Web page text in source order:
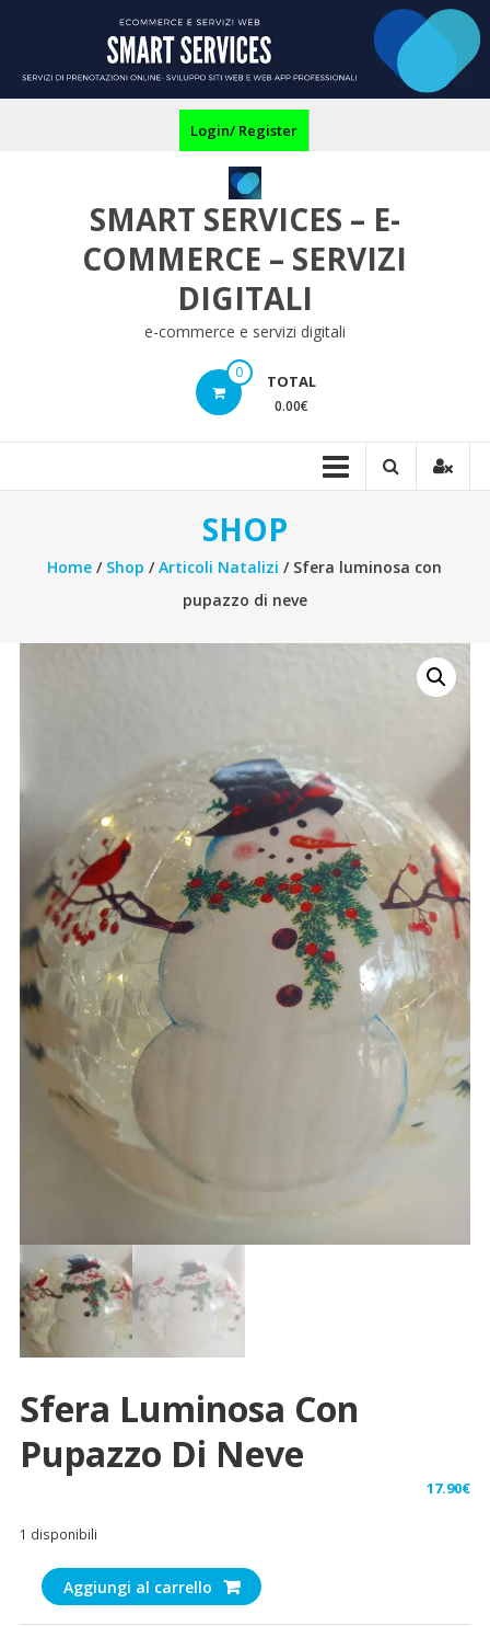
Login/ Register
SMART SERVICES – E-
COMMERCE – SERVIZI
DIGITALI
e-commerce e servizi digitali
0 TOTAL
0.00€
SHOP
Home / Shop /Articoli Natalizi / Sfera luminosa con
pupazzo di neve
Sfera Luminosa Con
Pupazzo Di Neve
17.90€
1 disponibili
Sfera
luminosa
Aggiungi al carrello